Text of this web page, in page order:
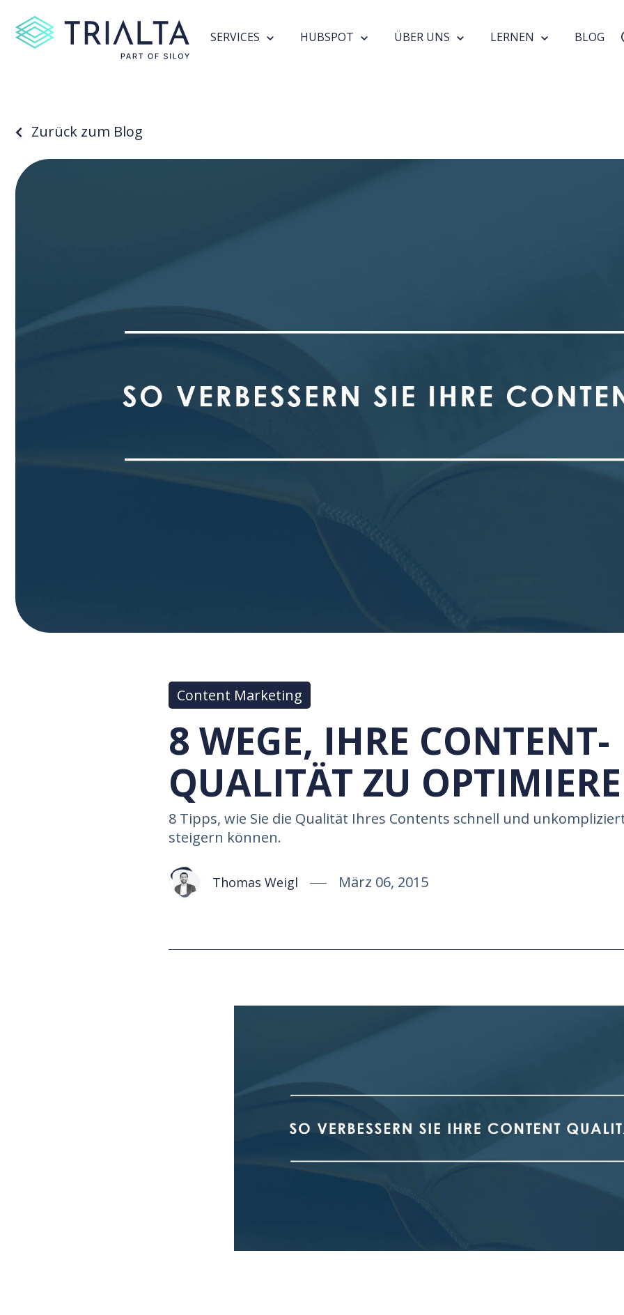
SERVICES HUBSPOT ÜBER UNS LERNEN BLOG
Zurück zum Blog
Content Marketing
8 WEGE, IHRE CONTENT-
QUALITÄT ZU
8 Tipps, wie Sie die Qualität Ihres Contents schnell und
steigern können.
Thomas Weigl März 06, 2015